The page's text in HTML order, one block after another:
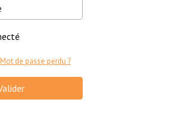
Mot de passe perdu ?